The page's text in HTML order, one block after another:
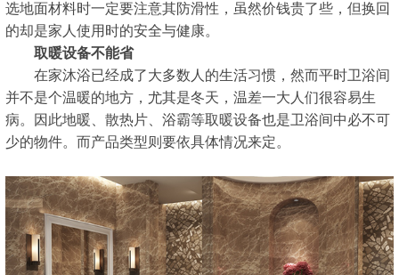
选地面材料时一定要注意其防滑性，虽然价钱贵了些，但换回
的却是家人使用时的安全与健康。
取暖设备不能省
在家沐浴已经成了大多数人的生活习惯，然而平时卫浴间
并不是个温暖的地方，尤其是冬天，温差一大人们很容易生
病。因此地暖、散热片、浴霸等取暖设备也是卫浴间中必不可
少的物件。而产品类型则要依具体情况来定。